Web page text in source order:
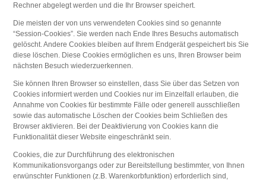
Rechner abgelegt werden und die Ihr Browser speichert.
Die meisten der von uns verwendeten Cookies sind so genannte
“Session-Cookies”. Sie werden nach Ende Ihres Besuchs automatisch
gelöscht. Andere Cookies bleiben auf Ihrem Endgerät gespeichert bis Sie
diese löschen. Diese Cookies ermöglichen es uns, Ihren Browser beim
nächsten Besuch wiederzuerkennen.
Sie können Ihren Browser so einstellen, dass Sie über das Setzen von
Cookies informiert werden und Cookies nur im Einzelfall erlauben, die
Annahme von Cookies für bestimmte Fälle oder generell ausschließen
sowie das automatische Löschen der Cookies beim Schließen des
Browser aktivieren. Bei der Deaktivierung von Cookies kann die
Funktionalität dieser Website eingeschränkt sein.
Cookies, die zur Durchführung des elektronischen
Kommunikationsvorgangs oder zur Bereitstellung bestimmter, von Ihnen
erwünschter Funktionen (z.B. Warenkorbfunktion) erforderlich sind,